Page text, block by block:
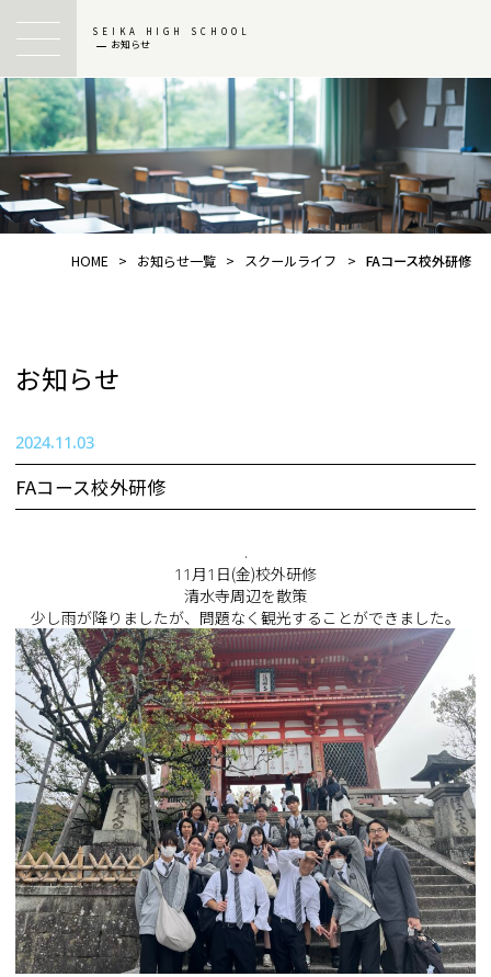
SEIKA HIGH SCHOOL
お知らせ
HOME > お知らせ一覧 > スクールライフ > FAコース校外研修
お知らせ
2024.11.03
FAコース校外研修
.
11月1日(金)校外研修
清水寺周辺を散策
少し雨が降りましたが、問題なく観光することができました。